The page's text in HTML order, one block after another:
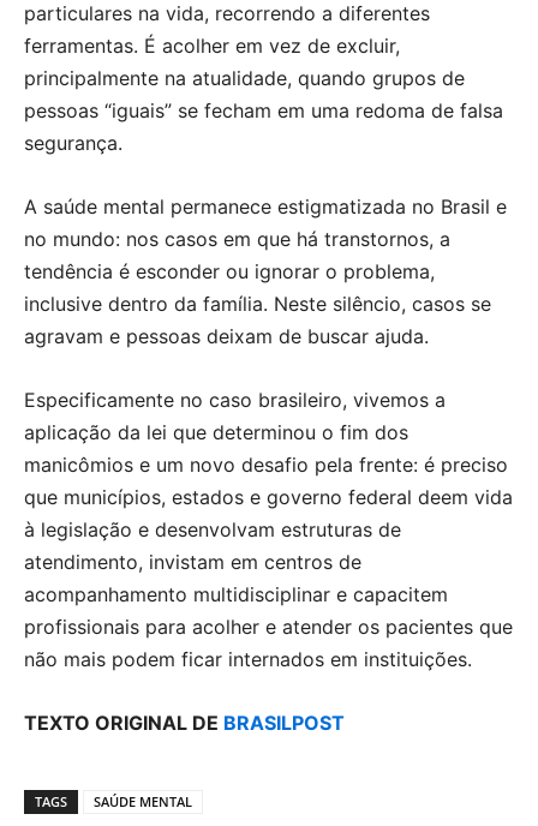
particulares na vida, recorrendo a diferentes
ferramentas. É acolher em vez de excluir,
principalmente na atualidade, quando grupos de
pessoas “iguais” se fecham em uma redoma de falsa
segurança.
A saúde mental permanece estigmatizada no Brasil e
no mundo: nos casos em que há transtornos, a
tendência é esconder ou ignorar o problema,
inclusive dentro da família. Neste silêncio, casos se
agravam e pessoas deixam de buscar ajuda.
Especificamente no caso brasileiro, vivemos a
aplicação da lei que determinou o fim dos
manicômios e um novo desafio pela frente: é preciso
que municípios, estados e governo federal deem vida
à legislação e desenvolvam estruturas de
atendimento, invistam em centros de
acompanhamento multidisciplinar e capacitem
profissionais para acolher e atender os pacientes que
não mais podem ficar internados em instituições.
TEXTO ORIGINAL DE BRASILPOST
TAGS SAÚDE MENTAL